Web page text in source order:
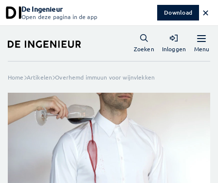
De Ingenieur
Open deze pagina in de app Download ✕
Menu
Zoeken Inloggen
Home Artikelen Overhemd immuun voor wijnvlekken